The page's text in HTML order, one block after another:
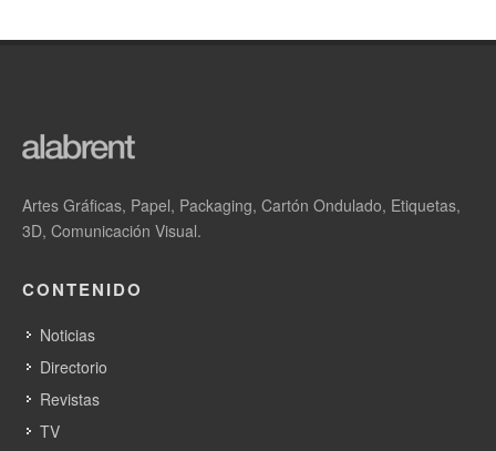
Artes Gráficas, Papel, Packaging, Cartón Ondulado, Etiquetas,
3D, Comunicación Visual.
CONTENIDO
Noticias
Directorio
Revistas
TV